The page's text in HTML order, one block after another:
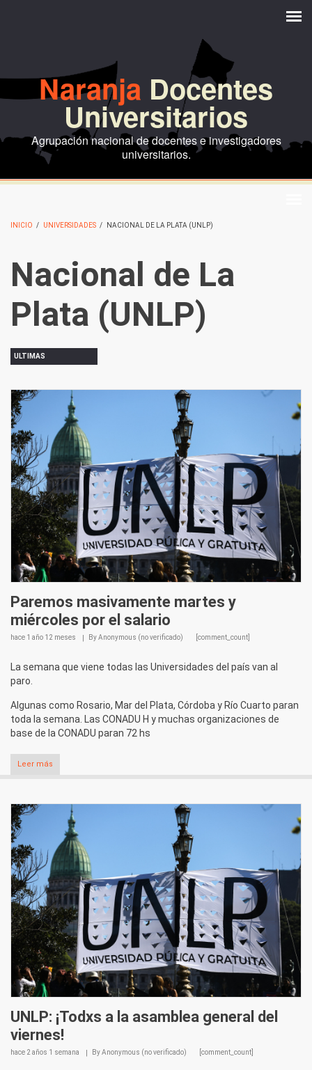
Naranja Docentes
Universitarios
Agrupación nacional de docentes e investigadores
universitarios.
INICIO / UNIVERSIDADES / NACIONAL DE LA PLATA (UNLP)
Nacional de La
Plata (UNLP)
ULTIMAS
Paremos masivamente martes y
miércoles por el salario
hace 1 año 12 meses ByAnonymous (no verificado) [comment_count]
La semana que viene todas las Universidades del país van al
paro.
Algunas como Rosario, Mar del Plata, Córdoba y Río Cuarto paran
toda la semana. Las CONADU H y muchas organizaciones de
base de la CONADU paran 72 hs
Leer más
UNLP: ¡Todxs a la asamblea general del
viernes!
hace 2 años 1 semana ByAnonymous (no verificado) [comment_count]